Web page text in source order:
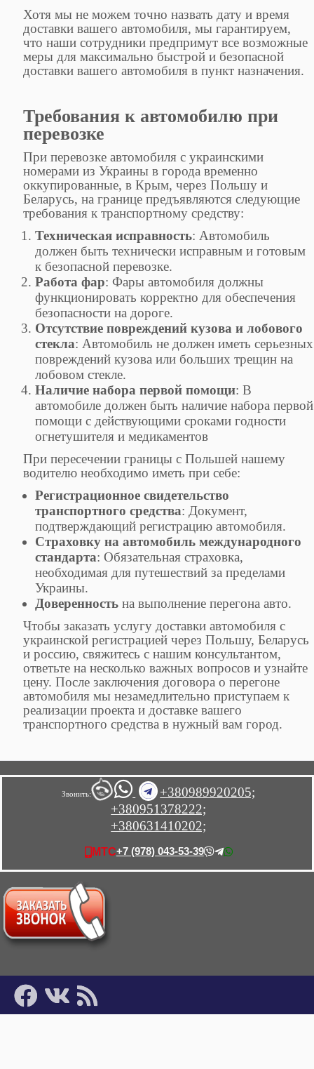
Хотя мы не можем точно назвать дату и время
доставки вашего автомобиля, мы гарантируем,
что наши сотрудники предпримут все возможные
меры для максимально быстрой и безопасной
доставки вашего автомобиля в пункт назначения.
Требования к автомобилю при
перевозке
При перевозке автомобиля с украинскими
номерами из Украины в города временно
оккупированные, в Крым, через Польшу и
Беларусь, на границе предъявляются следующие
требования к транспортному средству:
Техническая исправность: Автомобиль
должен быть технически исправным и готовым
к безопасной перевозке.
Работа фар: Фары автомобиля должны
функционировать корректно для обеспечения
безопасности на дороге.
Отсутствие повреждений кузова и лобового
стекла: Автомобиль не должен иметь серьезных
повреждений кузова или больших трещин на
лобовом стекле.
Наличие набора первой помощи: В
автомобиле должен быть наличие набора первой
помощи с действующими сроками годности
огнетушителя и медикаментов
При пересечении границы с Польшей нашему
водителю необходимо иметь при себе:
Регистрационное свидетельство
транспортного средства: Документ,
подтверждающий регистрацию автомобиля.
Страховку на автомобиль международного
стандарта: Обязательная страховка,
необходимая для путешествий за пределами
Украины.
Доверенность на выполнение перегона авто.
Чтобы заказать услугу доставки автомобиля с
украинской регистрацией через Польшу, Беларусь
и россию, свяжитесь с нашим консультантом,
ответьте на несколько важных вопросов и узнайте
цену. После заключения договора о перегоне
автомобиля мы незамедлительно приступаем к
реализации проекта и доставке вашего
транспортного средства в нужный вам город.
Звонить:
+380989920205;
+380951378222;
+380631410202;
МТС+7 (978) 043-53-39